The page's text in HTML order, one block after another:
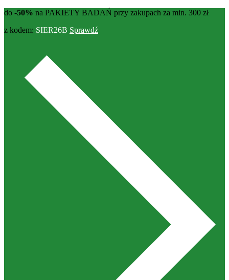
do -50% na PAKIETY BADAŃ przy zakupach za min. 300 zł
z kodem: SIER26B Sprawdź